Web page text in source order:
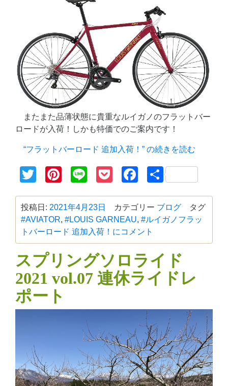
またまた品薄状態に貴重なルイガノのフラットバー
ロードが入荷！しかも特価でのご案内です！
“フラットバーロード 追加入荷！” の続きを読む
TwitterPinterest
Line PocketFacebook
共
投稿日: 2021年4月23日 カテゴリー ブログ
タグ
#AVIATOR, #LOUIS GARNEAU, #ルイガノ フラッ
トバーロード 追加入荷！に コメント
スプリングソロライド
2021 vol.07 連休ライドレ
ポート